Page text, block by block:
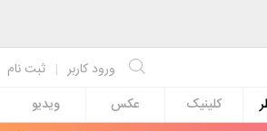
ثبت نام | ورود کاربر
کلینیک عکس ویدیو